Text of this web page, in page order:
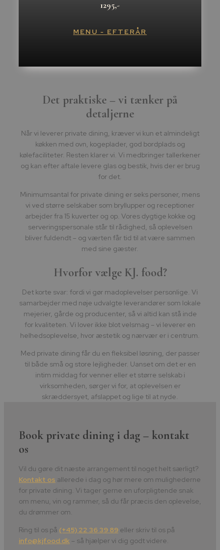
1295,-
MENU - EFTERÅR
Det praktiske – vi tænker på
detaljerne
Når vi leverer private dining, kræver vi kun et almindeligt
køkken med ovn, kogeplader, god bordplads og
kølefaciliteter. Resten klarer vi. Vi medbringer tallerkener
og kan efter aftale levere glas og bestik, hvis der er brug
for det.
Minimumsantal for private dining er seks personer, mens
vi ved større selskaber som bryllupper og receptioner
arbejder fra 15 kuverter og op. Vores dygtige kokke og
serveringspersonale står til rådighed, så oplevelsen
bliver fuldendt – og værten får tid til at være sammen
med sine gæster.
Hvorfor vælge KJ. food?
Det korte svar: fordi vi gør madoplevelser personlige. Vi
samarbejder med nøje udvalgte leverandører som lokale
mejerier, gårde og producenter, så vi altid kan stå inde
for kvaliteten. Vi lover ikke blot velsmag – vi leverer en
helhedsoplevelse, hvor æstetik og nærvær er i centrum.
Med private dining får du en fleksibel løsning, der passer
til både små og store lejligheder. Uanset om det er en
intim middag for venner eller et større selskab i
virksomheden, sørger vi for, at oplevelsen er
skræddersyet, afslappet og lige til at nyde.
Book private dining i dag – kontakt
os
Vil du gøre dit næste arrangement til noget helt særligt?
Kontakt os allerede i dag og hør mere om mulighederne
for private dining. Vi tager gerne en uforpligtende snak
om menu, vin og rammer, så du får præcis den oplevelse,
du drømmer om.
Ring til os på (+45) 22 36 39 89 eller skriv til os på
info@kjfood.dk – så hjælper vi dig godt videre.